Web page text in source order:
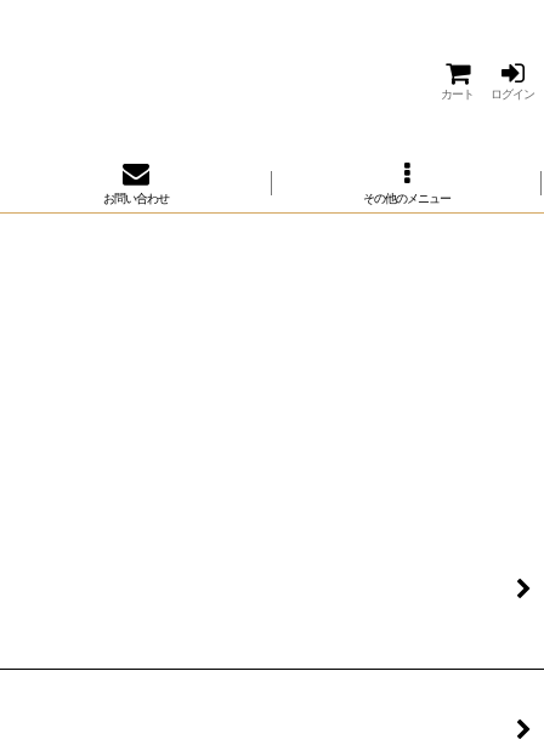
カート ログイン
お問い合わせ その他のメニュー